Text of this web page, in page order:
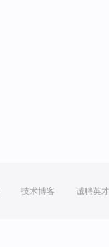
技术博客 诚聘英才